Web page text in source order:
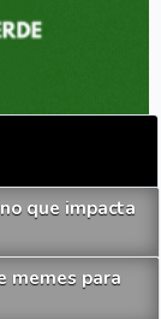
que impacta
memes para